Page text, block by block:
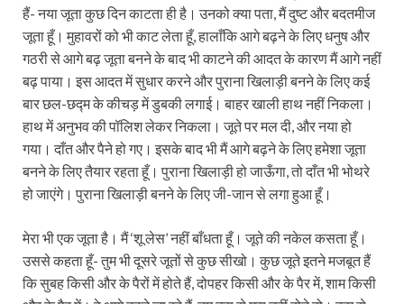
हैं- नया जूता कुछ दिन काटता ही है। उनको क्या पता, मैं दुष्ट और बदतमीज
जूता हूँ। मुहावरों को भी काट लेता हूँ, हालाँकि आगे बढ़ने के लिए धनुष और
गठरी से आगे बढ़ जूता बनने के बाद भी काटने की आदत के कारण मैं आगे नहीं
बढ़ पाया। इस आदत में सुधार करने और पुराना खिलाड़ी बनने के लिए कई
बार छल-छद्म के कीचड़ में डुबकी लगाई। बाहर खाली हाथ नहीं निकला।
हाथ में अनुभव की पॉलिश लेकर निकला। जूते पर मल दी, और नया हो
गया। दाँत और पैने हो गए। इसके बाद भी मैं आगे बढ़ने के लिए हमेशा जूता
बनने के लिए तैयार रहता हूँ। पुराना खिलाड़ी हो जाऊँगा, तो दाँत भी भोथरे
हो जाएंगे। पुराना खिलाड़ी बनने के लिए जी-जान से लगा हुआ हूँ।
मेरा भी एक जूता है। मैं ‘शू लेस’ नहीं बाँधता हूँ। जूते की नकेल कसता हूँ।
उससे कहता हूँ- तुम भी दूसरे जूतों से कुछ सीखो। कुछ जूते इतने मजबूत हैं
कि सुबह किसी और के पैरों में होते हैं, दोपहर किसी और के पैर में, शाम किसी